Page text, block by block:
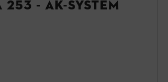
- AK-System